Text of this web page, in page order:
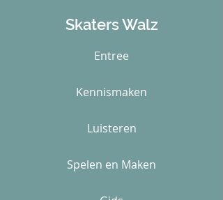
Skaters Walz
Entree
Kennismaken
Luisteren
Spelen en Maken